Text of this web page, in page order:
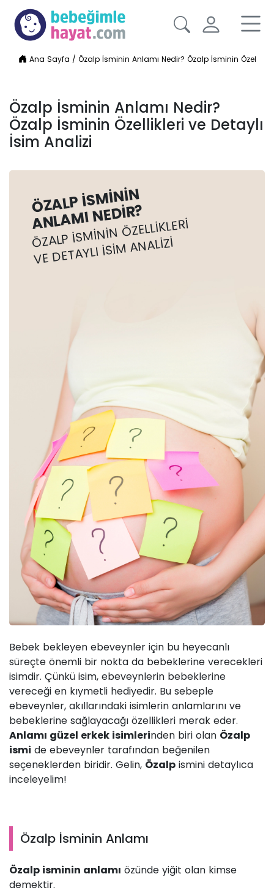
Ana Sayfa /Özalp İsminin Anlamı Nedir? Özalp İsminin
Özalp İsminin Anlamı Nedir?
Özalp İsminin Özellikleri ve Detaylı
İsim Analizi
ÖZALP İSMININ
ANLAMI NEDIR?
ÖZALP İSMININ ÖZELLIKLERI
VE DETAYLI İSIM ANALIZI
Bebek bekleyen ebeveynler için bu heyecanlı
süreçte önemli bir nokta da bebeklerine verecekleri
isimdir. Çünkü isim, ebeveynlerin bebeklerine
vereceği en kıymetli hediyedir. Bu sebeple
ebeveynler, akıllarındaki isimlerin anlamlarını ve
bebeklerine sağlayacağı özellikleri merak eder.
Anlamı güzel erkek isimlerinden biri olan Özalp
ismi de ebeveynler tarafından beğenilen
seçeneklerden biridir. Gelin, Özalp ismini detaylıca
inceleyelim!
Özalp İsminin Anlamı
Özalp isminin anlamı özünde yiğit olan kimse
demektir.